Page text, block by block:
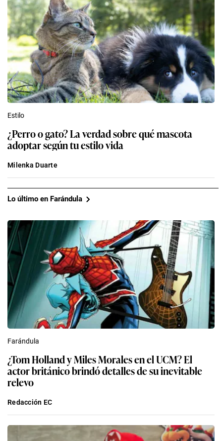
Estilo
¿Perro o gato? La verdad sobre qué mascota
adoptar según tu estilo vida
Milenka Duarte
Lo último en Farándula
Farándula
¿Tom Holland y Miles Morales en el UCM? El
actor británico brindó detalles de su inevitable
relevo
Redacción EC